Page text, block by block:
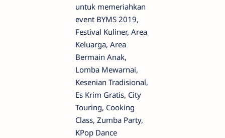
untuk memeriahkan
event BYMS 2019,
Festival Kuliner, Area
Keluarga, Area
Bermain Anak,
Lomba Mewarnai,
Kesenian Tradisional,
Es Krim Gratis, City
Touring, Cooking
Class, Zumba Party,
KPop Dance